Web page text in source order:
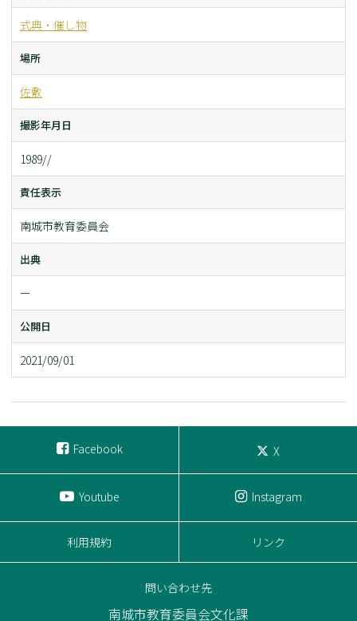
式典・催し物
場所
佐敷
撮影年月日
1989//
責任表示
南城市教育委員会
出典
ー
公開日
2021/09/01
Facebook X
Youtube Instagram
利用規約 リンク
問い合わせ先
南城市教育委員会文化課